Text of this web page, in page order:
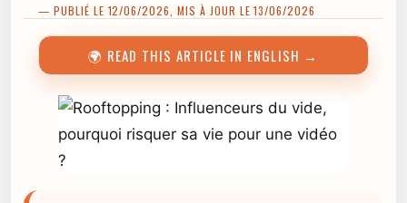
— PUBLIÉ LE 12/06/2026, MIS À JOUR LE 13/06/2026
🌍 READ THIS ARTICLE IN ENGLISH →